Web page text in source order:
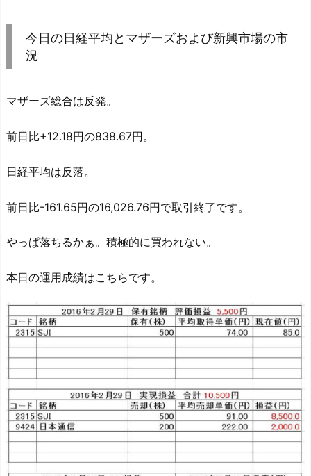
今日の日経平均とマザーズおよび新興市場の市
況
マザーズ総合は反発。
前日比+12.18円の838.67円。
日経平均は反落。
前日比-161.65円の16,026.76円で取引終了です。
やっぱ落ちるかぁ。積極的に買われない。
本日の運用成績はこちらです。